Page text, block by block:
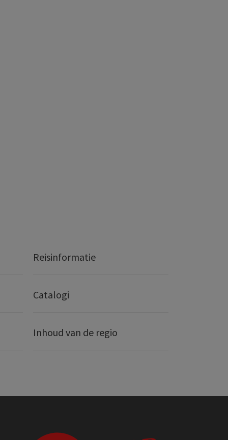
Reisinformatie
Catalogi
Inhoud van de regio